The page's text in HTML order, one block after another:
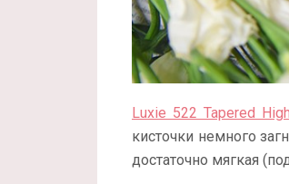
Luxie 522 Tapered
кисточки немного
достаточно мягкая